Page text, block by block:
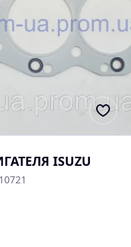
ISUZU